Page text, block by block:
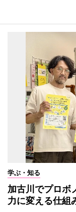
学ぶ・知る
加古川でプロ
力に変える仕組